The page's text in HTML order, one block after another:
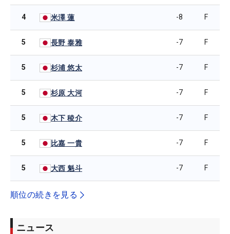
4 米澤 蓮 -8 F
5 長野 泰雅 -7 F
5 杉浦 悠太 -7 F
5 杉原 大河 -7 F
5 木下 稜介 -7 F
5 比嘉 一貴 -7 F
5 大西 魁斗 -7 F
順位の続きを見る
ニュース